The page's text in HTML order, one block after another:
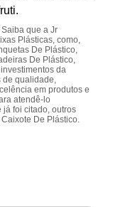
que a Jr
Plásticas, como,
De Plástico,
De Plástico,
da
de qualidade,
em produtos e
atendê-lo
já foi citado, outros
De Plástico.